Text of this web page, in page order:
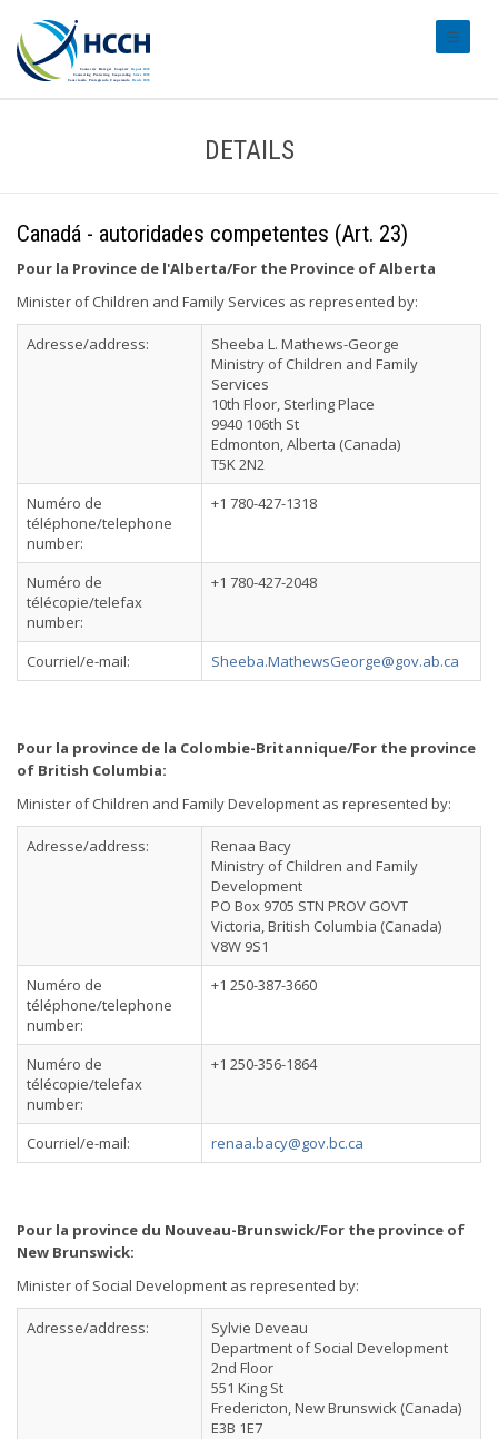
DETAILS
Canadá - autoridades competentes (Art. 23)
Pour la Province de l'Alberta/For the Province of Alberta
Minister of Children and Family Services as represented by:
Adresse/address:
Sheeba L. Mathews-George
Ministry of Children and Family
Services
10th Floor, Sterling Place
9940 106th St
Edmonton, Alberta (Canada)
T5K 2N2
Numéro de
téléphone/telephone
number:
+1 780-427-1318
Numéro de
télécopie/telefax
number:
+1 780-427-2048
Courriel/e-mail: Sheeba.MathewsGeorge@gov.ab.ca
Pour la province de la Colombie-Britannique/For the province
of British Columbia:
Minister of Children and Family Development as represented by:
Adresse/address:
Renaa Bacy
Ministry of Children and Family
Development
PO Box 9705 STN PROV GOVT
Victoria, British Columbia (Canada)
V8W 9S1
Numéro de
téléphone/telephone
number:
+1 250-387-3660
Numéro de
télécopie/telefax
number:
+1 250-356-1864
Courriel/e-mail: renaa.bacy@gov.bc.ca
Pour la province du Nouveau-Brunswick/For the province of
New Brunswick:
Minister of Social Development as represented by:
Adresse/address:
Sylvie Deveau
Department of Social Development
2nd Floor
551 King St
Fredericton, New Brunswick (Canada)
E3B 1E7